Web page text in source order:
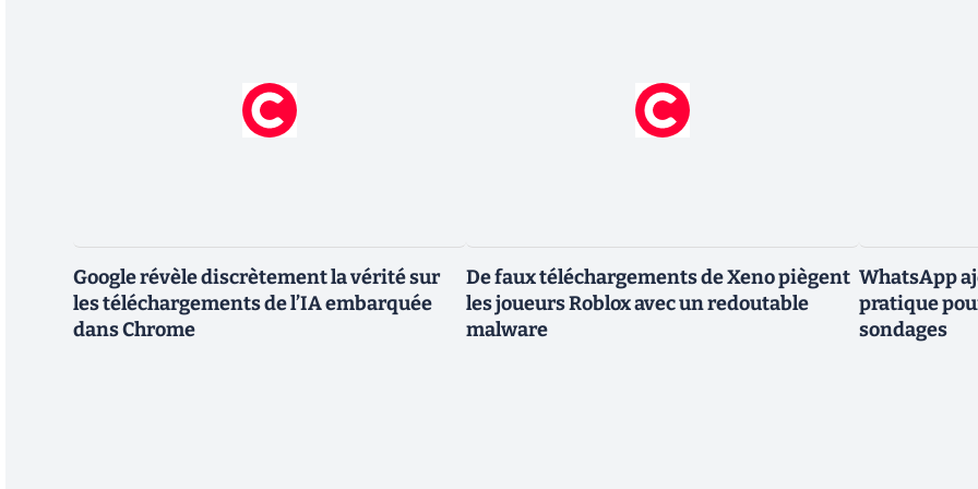
Google révèle discrètement la vérité sur
les téléchargements de l’IA embarquée
dans Chrome
De faux téléchargements de Xeno piègent
les joueurs Roblox avec un redoutable
malware
WhatsApp
pratique
sondages